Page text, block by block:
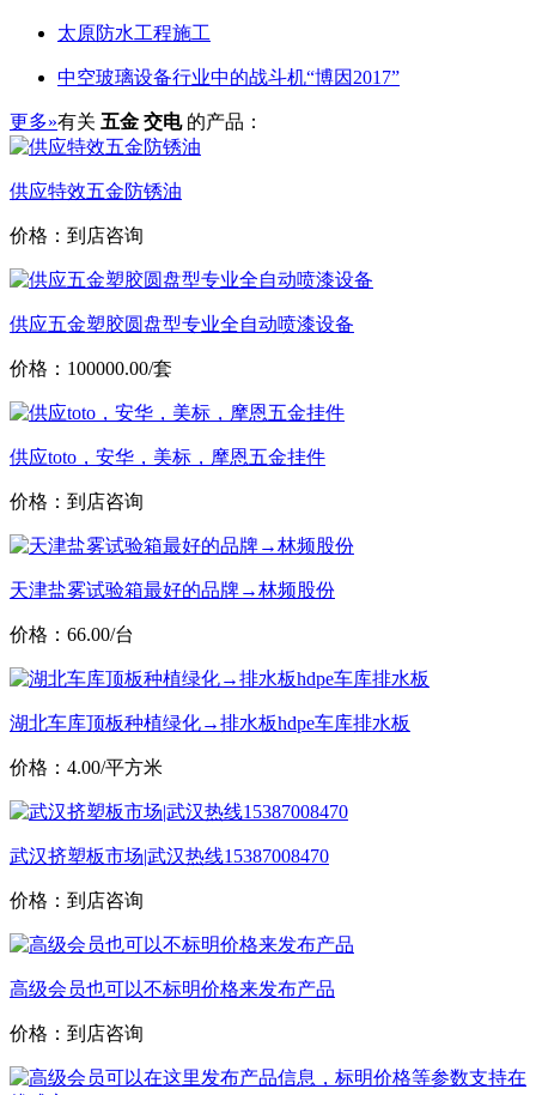
太原防水工程施工
中空玻璃设备行业中的战斗机“博因2017”
更多»有关 五金 交电 的产品：
供应特效五金防锈油
价格：到店咨询
供应五金塑胶圆盘型专业全自动喷漆设备
价格：100000.00/套
供应toto，安华，美标，摩恩五金挂件
价格：到店咨询
天津盐雾试验箱最好的品牌→林频股份
价格：66.00/台
湖北车库顶板种植绿化→排水板hdpe车库排水板
价格：4.00/平方米
武汉挤塑板市场|武汉热线15387008470
价格：到店咨询
高级会员也可以不标明价格来发布产品
价格：到店咨询